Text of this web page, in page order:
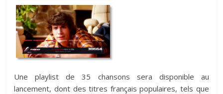
Une playlist de 35 chansons sera disponible au
lancement, dont des titres français populaires, tels que